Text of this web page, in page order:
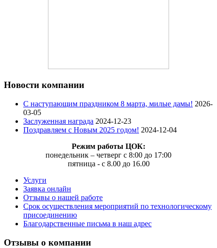
Новости компании
C наступающим праздником 8 марта, милые дамы! 2026-
03-05
Заслуженная награда 2024-12-23
Поздравляем с Новым 2025 годом! 2024-12-04
Режим работы ЦОК:
понедельник – четверг с 8:00 до 17:00
пятница - с 8.00 до 16.00
Услуги
Заявка онлайн
Отзывы о нашей работе
Срок осуществления мероприятий по технологическому
присоединению
Благодарственные письма в наш адрес
Отзывы о компании